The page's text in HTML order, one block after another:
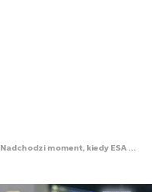
Nadchodzi moment, kiedy ESA mówi "sprawdzam" [SKANER]